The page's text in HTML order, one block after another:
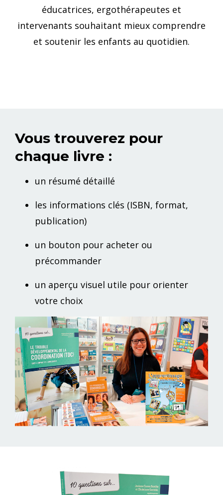
éducatrices, ergothérapeutes et
intervenants souhaitant mieux comprendre
et soutenir les enfants au quotidien.
Vous trouverez pour
chaque livre :
un résumé détaillé
les informations clés (ISBN, format,
publication)
un bouton pour acheter ou
précommander
un aperçu visuel utile pour orienter
votre choix